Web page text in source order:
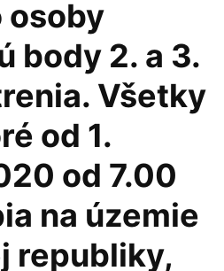
osoby
body 2. a 3.
Všetky
od 1.
od 7.00
na územie
republiky,